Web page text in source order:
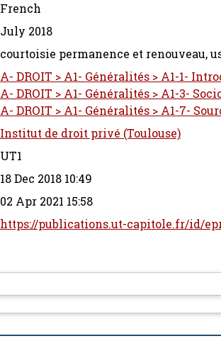
French
July 2018
courtoisie permanence et renouveau,
A- DROIT > A1- Généralités > A1-1-
A- DROIT > A1- Généralités > A1-3-
A- DROIT > A1- Généralités > A1-7-
Institut de droit privé (Toulouse)
UT1
18 Dec 2018 10:49
02 Apr 2021 15:58
https://publications.ut-capitole.fr/id/